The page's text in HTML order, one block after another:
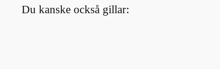
Du kanske också gillar: